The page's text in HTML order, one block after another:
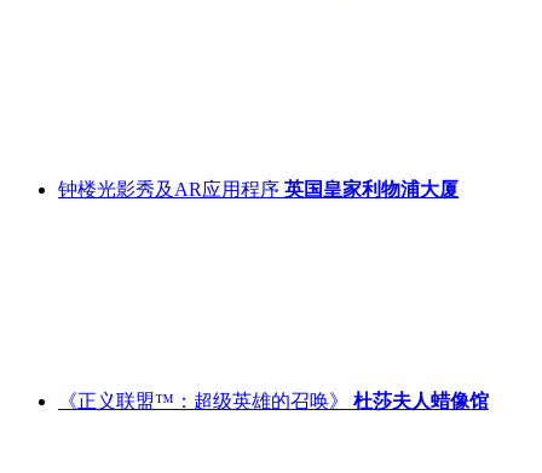
钟楼光影秀及AR应用程序 英国皇家利物浦大厦
《正义联盟™：超级英雄的召唤》 杜莎夫人蜡像馆